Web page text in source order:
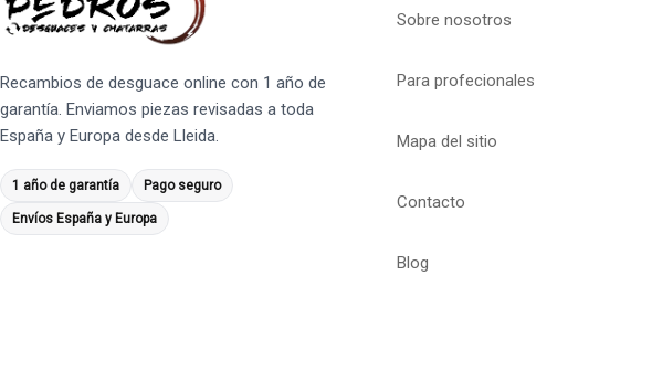
Recambios de desguace online con 1 año de
garantía. Enviamos piezas revisadas a toda
España y Europa desde Lleida.
1 año de garantía Pago seguro
Envíos España y Europa
Sobre nosotros
Para profecionales
Mapa del sitio
Contacto
Blog